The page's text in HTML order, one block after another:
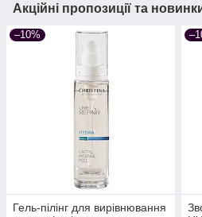
Акційні пропозиції та
–10%
Гель-пілінг для вирівнювання